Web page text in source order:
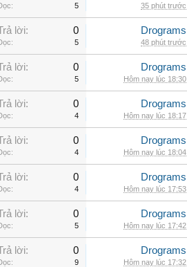
5 35 phút trước
lời: 0
5
Drograms
48 phút trước
lời: 0
5
Drograms
Hôm nay lúc 18:30
lời: 0
4
Drograms
Hôm nay lúc 18:17
lời: 0
4
Drograms
Hôm nay lúc 18:04
lời: 0
4
Drograms
Hôm nay lúc 17:53
lời: 0
5
Drograms
Hôm nay lúc 17:42
lời: 0
9
Drograms
Hôm nay lúc 17:32